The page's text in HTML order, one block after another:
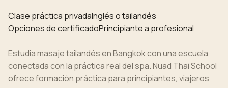
Clase práctica privadaInglés o tailandés
Opciones de certificadoPrincipiante a profesional
Estudia masaje tailandés en Bangkok con una escuela
conectada con la práctica real del spa. Nuad Thai School
ofrece formación práctica para principiantes, viajeros